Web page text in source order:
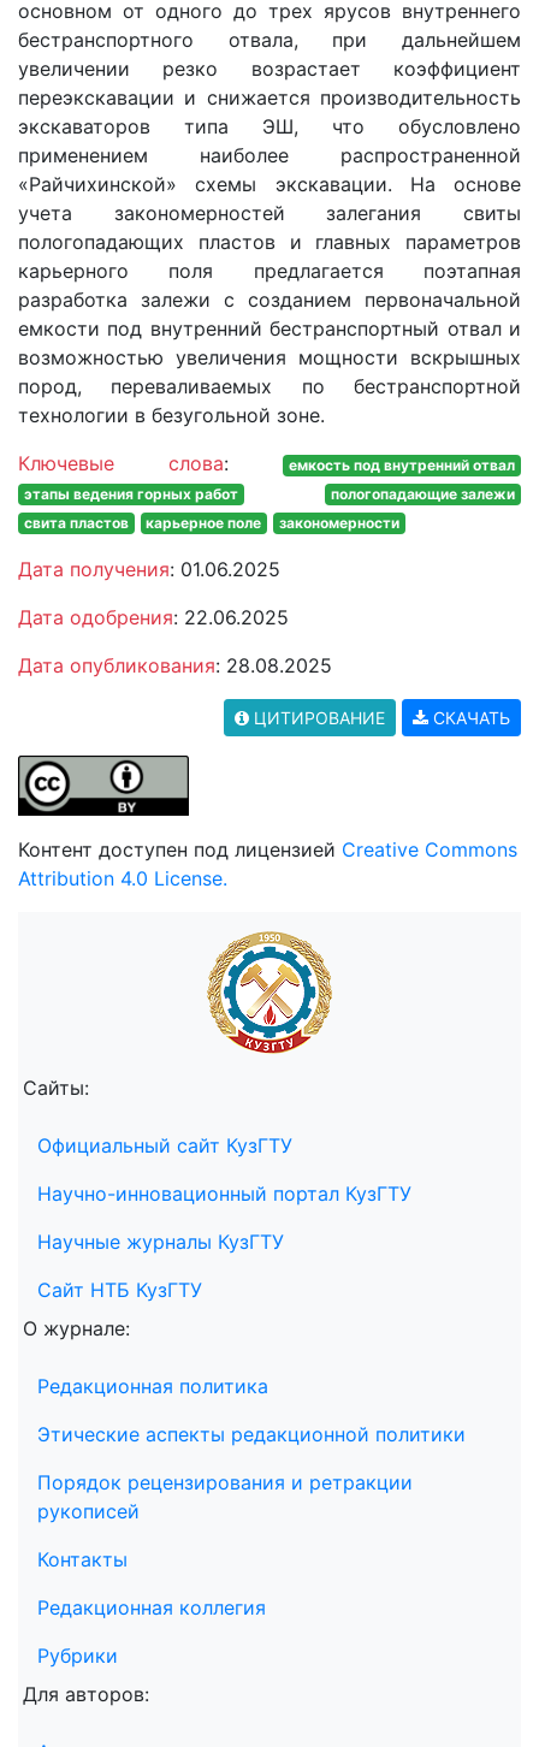
основном от одного до трех ярусов внутреннего
бестранспортного отвала, при дальнейшем
увеличении резко возрастает коэффициент
переэкскавации и снижается производительность
экскаваторов типа ЭШ, что обусловлено
применением наиболее распространенной
«Райчихинской» схемы экскавации. На основе
учета закономерностей залегания свиты
пологопадающих пластов и главных параметров
карьерного поля предлагается поэтапная
разработка залежи с созданием первоначальной
емкости под внутренний бестранспортный отвал и
возможностью увеличения мощности вскрышных
пород, переваливаемых по бестранспортной
технологии в безугольной зоне.
Ключевые слова: емкость под внутренний отвал
этапы ведения горных работ
пологопадающие залежи
свита пластов
карьерное поле закономерности
Дата получения: 01.06.2025
Дата одобрения: 22.06.2025
Дата опубликования: 28.08.2025
ЦИТИРОВАНИЕ СКАЧАТЬ
Контент доступен под лицензией Creative Commons
Attribution 4.0 License.
Сайты:
Официальный сайт КузГТУ
Научно-инновационный портал КузГТУ
Научные журналы КузГТУ
Сайт НТБ КузГТУ
О журнале:
Редакционная политика
Этические аспекты редакционной политики
Порядок рецензирования и ретракции
рукописей
Контакты
Редакционная коллегия
Рубрики
Для авторов: